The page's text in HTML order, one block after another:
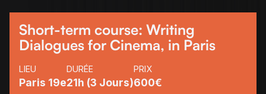
Short-term course: Writing
Dialogues for Cinema, in Paris
LIEU
Paris 19e
DURÉE
21h (3 Jours)
PRIX
600€